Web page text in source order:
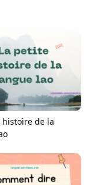
histoire de la